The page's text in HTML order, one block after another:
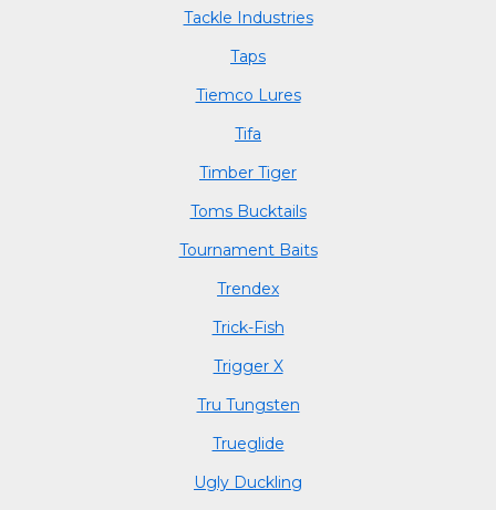
Tackle Industries
Taps
Tiemco Lures
Tifa
Timber Tiger
Toms Bucktails
Tournament Baits
Trendex
Trick-Fish
Trigger X
Tru Tungsten
Trueglide
Ugly Duckling